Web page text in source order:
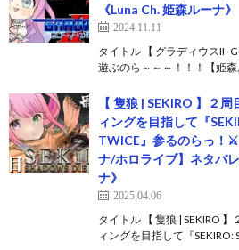
《Luna Ch. 姫森ルーナ》
2024.11.11
タイトル 【 グラディウスII -
遊ぶのら～～～！！！【姫
【 隻狼 | SEKIRO 】２
ィングを目指して『
TWICE』参るのらっ！
ナ/ホロライブ】ネタバ
ナ》
2025.04.06
タイトル 【 隻狼 | SEKIRO
ィングを目指して『